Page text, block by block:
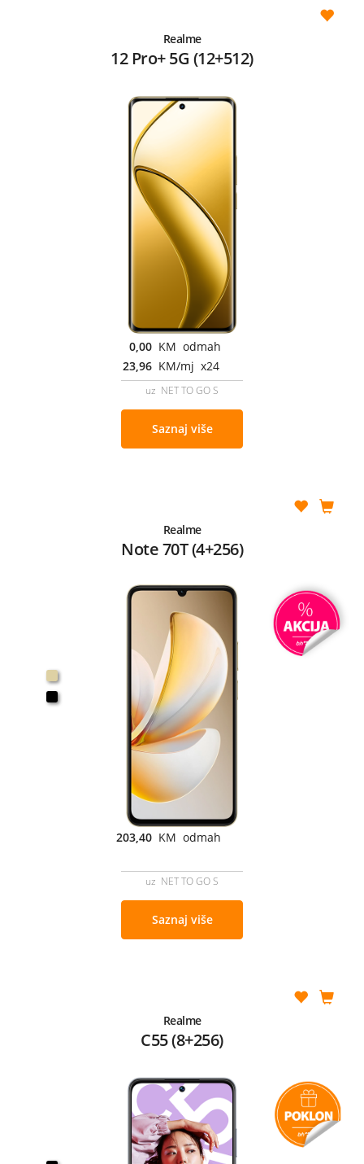
Realme
12 Pro+ 5G (12+512)
0,00 KM odmah
23,96 KM/mj x24
uz NET TO GO S
Saznaj više
Realme
Note 70T (4+256)
203,40 KM odmah
uz NET TO GO S
Saznaj više
Realme
C55 (8+256)